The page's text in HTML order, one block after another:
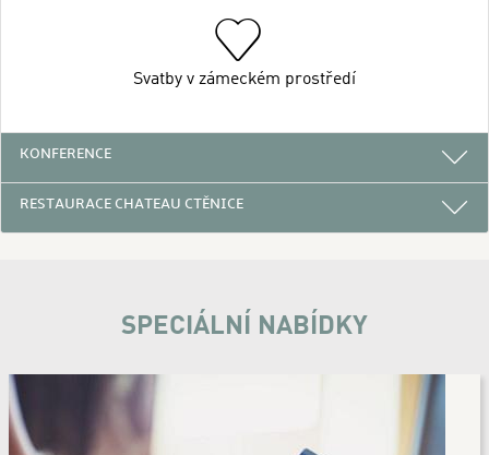
Svatby v zámeckém prostředí
KONFERENCE
RESTAURACE CHATEAU CTĚNICE
SPECIÁLNÍ NABÍDKY